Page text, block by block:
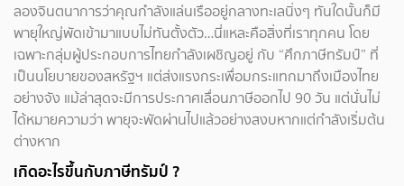
ลองจินตนาการว่าคุณกำลังแล่นเรืออยู่กลางทะเลนิ่งๆ ทันใดนั้นก็มี
พายุใหญ่พัดเข้ามาแบบไม่ทันตั้งตัว…นี่แหละคือสิ่งที่เราทุกคน โดย
เฉพาะกลุ่มผู้ประกอบการไทยกำลังเผชิญอยู่ กับ “ศึกภาษีทรัมป์” ที่
เป็นนโยบายของสหรัฐฯ แต่ส่งแรงกระเพื่อมกระแทกมาถึงเมืองไทย
อย่างจัง แม้ล่าสุดจะมีการประกาศเลื่อนภาษีออกไป 90 วัน แต่นั่นไม่
ได้หมายความว่า พายุจะพัดผ่านไปแล้วอย่างสงบหากแต่กำลังเริ่มต้น
ต่างหาก
เกิดอะไรขึ้นกับภาษีทรัมป์ ?